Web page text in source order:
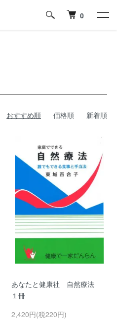
0
おすすめ順 価格順 新着順
あなたと健康社 自然療法
１冊
2,420円(税220円)